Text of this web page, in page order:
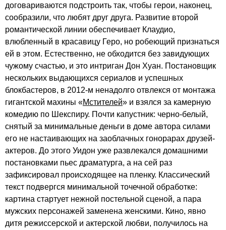
договариваются подстроить так, чтобы герои, наконец,
сообразили, что любят друг друга. Развитие второй
романтической линии обеспечивает Клаудио,
влюбленный в красавицу Геро, но робеющий признаться
ей в этом. Естественно, не обходится без завидующих
чужому счастью, и это интриган Дон Хуан. Постановщик
нескольких выдающихся сериалов и успешных
блокбастеров, в 2012-м ненадолго отвлекся от монтажа
гигантской махины «Мстителей» и взялся за камерную
комедию по Шекспиру. Почти капустник: черно-белый,
снятый за минимальные деньги в доме автора силами
его не настаивающих на заоблачных гонорарах друзей-
актеров. До этого Уидон уже развлекался домашними
постановками пьес драматурга, а на сей раз
зафиксировал происходящее на пленку. Классический
текст подвергся минимальной точечной обработке:
картина стартует нежной постельной сценой, а пара
мужских персонажей заменена женскими. Кино, явно
дитя режиссерской и актерской любви, получилось на